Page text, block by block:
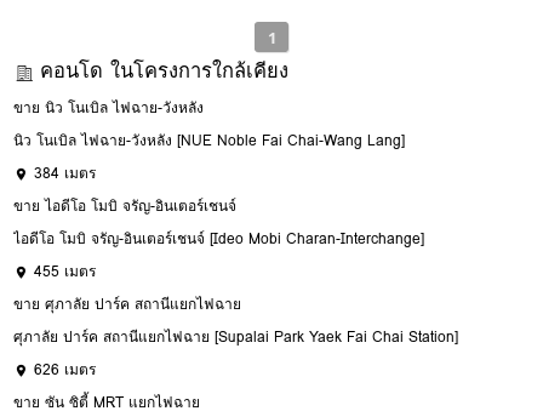
1
คอนโด ในโครงการใกล้เคียง
ขาย นิว โนเบิล ไฟฉาย-วังหลัง
นิว โนเบิล ไฟฉาย-วังหลัง [NUE Noble Fai Chai-Wang Lang]
384 เมตร
ขาย ไอดีโอ โมบิ จรัญ-อินเตอร์เชนจ์
ไอดีโอ โมบิ จรัญ-อินเตอร์เชนจ์ [Ideo Mobi Charan-Interchange]
455 เมตร
ขาย ศุภาลัย ปาร์ค สถานีแยกไฟฉาย
ศุภาลัย ปาร์ค สถานีแยกไฟฉาย [Supalai Park Yaek Fai Chai Station]
626 เมตร
ขาย ซัน ซิตี้ MRT แยกไฟฉาย